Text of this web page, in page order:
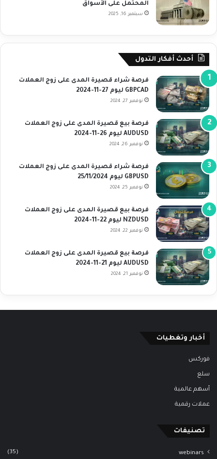
المحتمل على الأسواق
سبتمبر 16, 2025
أحدث أفكار التدول
فرصة شراء قصيرة المدى على زوج العملات
GBPCAD ليوم 27-11-2024
نوفمبر 27, 2024
فرصة بيع قصيرة المدى على زوج العملات
AUDUSD ليوم 26-11-2024
نوفمبر 26, 2024
فرصة شراء قصيرة المدى على زوج العملات
GBPUSD ليوم 25/11/2024
نوفمبر 25, 2024
فرصة بيع قصيرة المدى على زوج العملات
NZDUSD ليوم 22-11-2024
نوفمبر 22, 2024
فرصة بيع قصيرة المدى على زوج العملات
AUDUSD ليوم 21-11-2024
نوفمبر 21, 2024
أخبار وتغطيات
فوركس
سلع
أسهم عالمية
عملات رقمية
تصنيفات
webinars
(35)